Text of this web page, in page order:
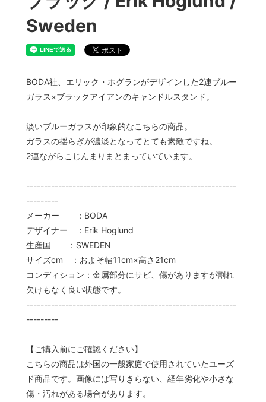
Sweden
BODA社、エリック・ホグランがデザインした2連ブルー
ガラス×ブラックアイアンのキャンドルスタンド。
淡いブルーガラスが印象的なこちらの商品。
ガラスの揺らぎが濃淡となってとても素敵ですね。
2連ながらこじんまりまとまっていています。
-----------------------------------------------------------
---------
メーカー ：BODA
デザイナー ：Erik Hoglund
生産国 ：SWEDEN
サイズcm ：およそ幅11cm×高さ21cm
コンディション：金属部分にサビ、傷がありますが割れ
欠けもなく良い状態です。
-----------------------------------------------------------
---------
【ご購入前にご確認ください】
こちらの商品は外国の一般家庭で使用されていたユーズ
ド商品です。画像には写りきらない、経年劣化や小さな
傷・汚れがある場合があります。